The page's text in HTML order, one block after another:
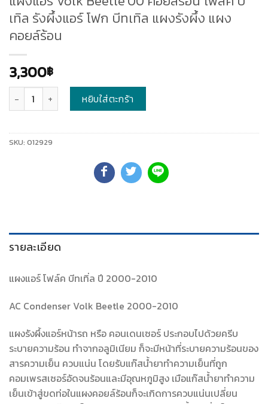
เทิล รังผึ้งแอร์ โฟก บีทเทิล แผงรังผึ้ง แผง
คอยล์ร้อน
3,300฿
หยิบใส่ตะกร้า
SKU: 012929
รายละเอียด
แผงแอร์ โฟล์ค บีทเทิ่ล ปี 2000-2010
AC Condenser Volk Beetle 2000-2010
แผงรังผึ้งแอร์หน้ารถ หรือ คอนเดนเซอร์ ประกอบไปด้วยครีบ
ระบายความร้อน ทำจากอลูมิเนียม ก็จะมีหน้าที่ระบายความร้อนของ
สารความเย็น ควบแน่น โดยรับแก๊สน้ำยาทำความเย็นที่ถูก
คอมเพรสเซอร์อัดจนร้อนและมีอุณหภูมิสูง เมือแก๊สน้ำยาทำความ
เย็นเข้าสู่ขดท่อในแผงคอยล์ร้อนก็จะเกิดการควบแน่นเปลี่ยน